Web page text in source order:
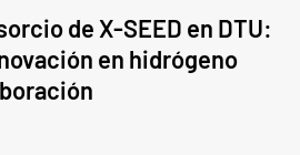
de X-SEED en DTU:
en hidrógeno